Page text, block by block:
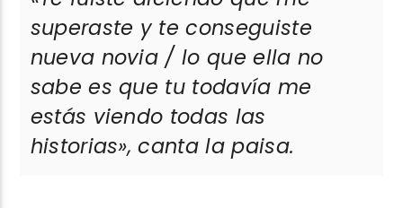
superaste y te conseguiste
nueva novia / lo que ella no
sabe es que tu todavía me
estás viendo todas las
historias», canta la paisa.